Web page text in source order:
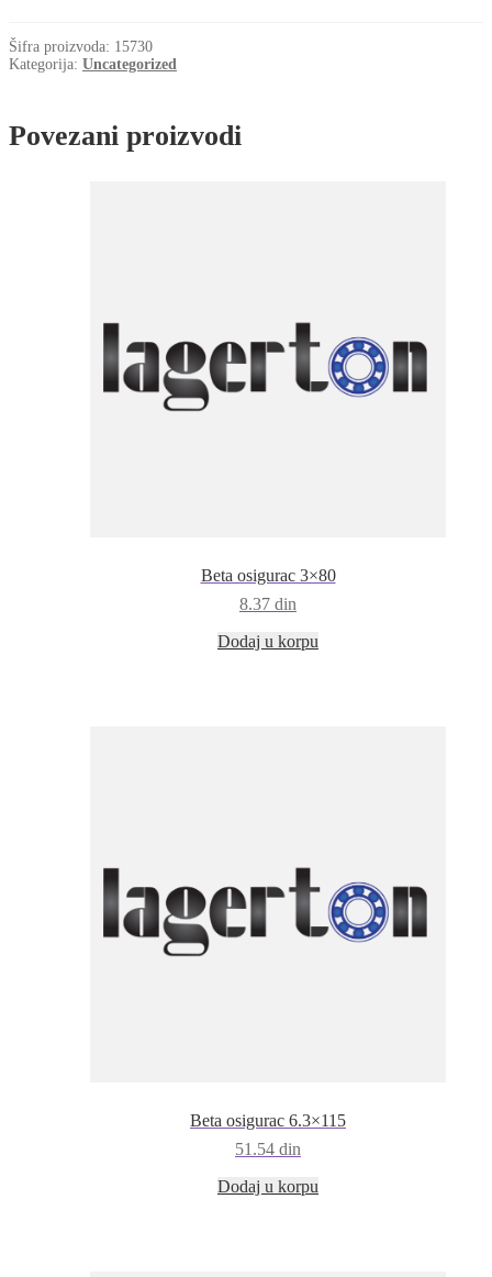
mm
(PAP
Šifra proizvoda: 15730
Kategorija: Uncategorized
Povezani proizvodi
Beta osigurac 3×80
8.37 din
Dodaj u korpu
Beta osigurac 6.3×115
51.54 din
Dodaj u korpu